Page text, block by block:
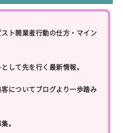
ト開業者行動の仕方・マイン
して先を行く最新情報。
についてブログより一歩踏み
。